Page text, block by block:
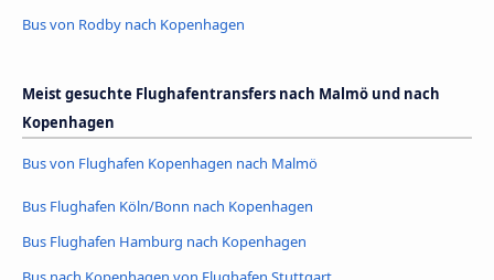
Bus von Rodby nach Kopenhagen
Meist gesuchte Flughafentransfers nach Malmö und nach
Kopenhagen
Bus von Flughafen Kopenhagen nach Malmö
Bus Flughafen Köln/Bonn nach Kopenhagen
Bus Flughafen Hamburg nach Kopenhagen